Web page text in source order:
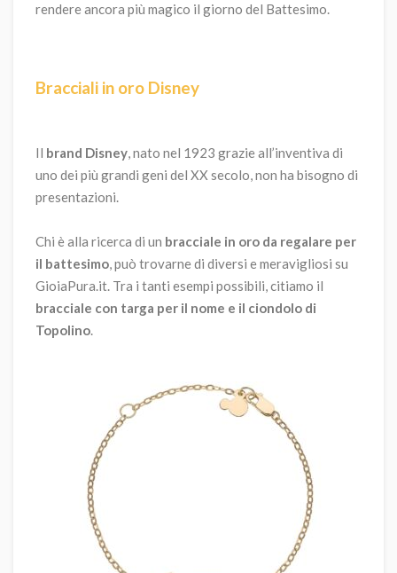
rendere ancora più magico il giorno del Battesimo.
Bracciali in oro Disney
Il brand Disney, nato nel 1923 grazie all’inventiva di
uno dei più grandi geni del XX secolo, non ha bisogno di
presentazioni.
Chi è alla ricerca di un bracciale in oro da regalare per
il battesimo, può trovarne di diversi e meravigliosi su
GioiaPura.it. Tra i tanti esempi possibili, citiamo il
bracciale con targa per il nome e il ciondolo di
Topolino.